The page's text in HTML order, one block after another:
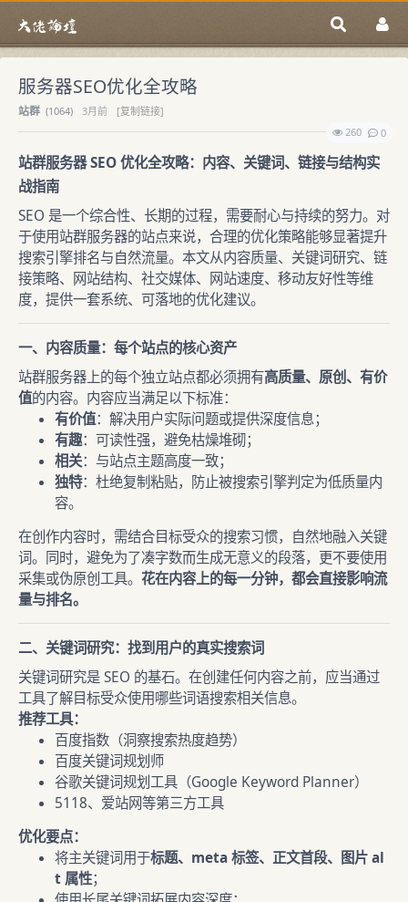
服务器SEO优化全攻略
站群 (1064) 3月前
[复制链接]
260
0
站群服务器 SEO 优化全攻略：内容、关键词、链接与结构实
战指南
SEO 是一个综合性、长期的过程，需要耐心与持续的努力。对
于使用站群服务器的站点来说，合理的优化策略能够显著提升
搜索引擎排名与自然流量。本文从内容质量、关键词研究、链
接策略、网站结构、社交媒体、网站速度、移动友好性等维
度，提供一套系统、可落地的优化建议。
一、内容质量：每个站点的核心资产
站群服务器上的每个独立站点都必须拥有高质量、原创、有价
值的内容。内容应当满足以下标准：
有价值：解决用户实际问题或提供深度信息；
有趣：可读性强，避免枯燥堆砌；
相关：与站点主题高度一致；
独特：杜绝复制粘贴，防止被搜索引擎判定为低质量内
容。
在创作内容时，需结合目标受众的搜索习惯，自然地融入关键
词。同时，避免为了凑字数而生成无意义的段落，更不要使用
采集或伪原创工具。 花在内容上的每一分钟，都会直接影响流
量与排名。
二、关键词研究：找到用户的真实搜索词
关键词研究是 SEO 的基石。在创建任何内容之前，应当通过
工具了解目标受众使用哪些词语搜索相关信息。
推荐工具：
百度指数（洞察搜索热度趋势）
百度关键词规划师
谷歌关键词规划工具（Google Keyword Planner）
5118、爱站网等第三方工具
优化要点：
将主关键词用于标题、meta 标签、正文首段、图片 al
t 属性；